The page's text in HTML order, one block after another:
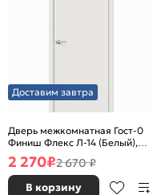
Доставим завтра
Дверь межкомнатная Гост-0
Финиш Флекс Л-14 (Белый),
глухая, каркасно-щитовая
2 270₽2 670 ₽
В корзину